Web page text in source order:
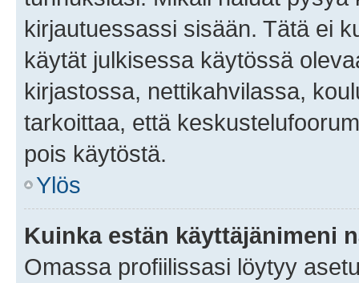
kirjautuessassi sisään. Tätä ei
käytät julkisessa käytössä
kirjastossa, nettikahvilassa,
tarkoittaa, että
pois käytöstä.
Ylös
Kuinka estän käyttäjänimeni
Omassa profiilissasi löytyy